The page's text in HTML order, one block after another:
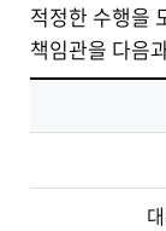
적정한 수행을
책임관을 다음